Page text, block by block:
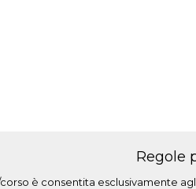
Regole
è consentita esclusivamente